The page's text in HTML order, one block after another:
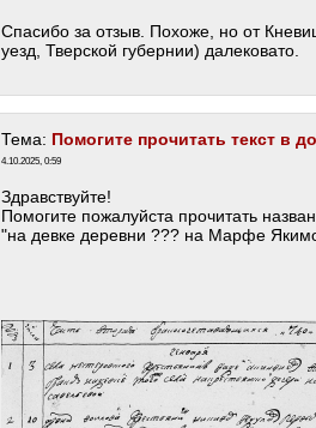
]
Спасибо за отзыв. Похоже, но от
уезд, Тверской губернии) далековато.
Тема: Помогите прочитать текст в
4.10.2025, 0:59
Здравствуйте!
Помогите пожалуйста прочитать
"на девке деревни ??? на Марфе